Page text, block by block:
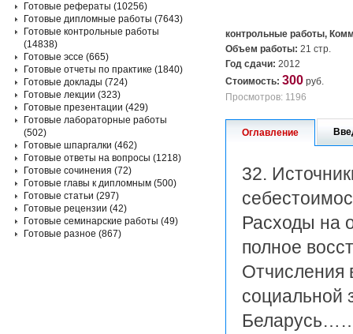
контрольные работы,
Объем работы: 21 стр.
Год сдачи: 2012
Стоимость: 300 руб.
Просмотров: 1196
Оглавление
32.
Расходы на
полное
Отчисления
социальной
Готовые рефераты (10256)
Готовые дипломные работы (7643)
Готовые контрольные работы
(14838)
Готовые эссе (665)
Готовые отчеты по практике (1840)
Готовые доклады (724)
Готовые лекции (323)
Готовые презентации (429)
Готовые лабораторные работы
(502)
Готовые шпаргалки (462)
Готовые ответы на вопросы (1218)
Готовые сочинения (72)
Готовые главы к дипломным (500)
Готовые статьи (297)
Готовые рецензии (42)
Готовые семинарские работы (49)
Готовые разное (867)